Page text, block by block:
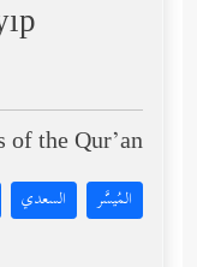
the Qur’an:
المُيسَّر السعدي